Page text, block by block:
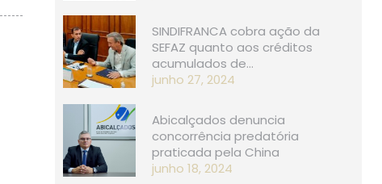
SINDIFRANCA cobra ação da
SEFAZ quanto aos créditos
acumulados de…
junho 27, 2024
Abicalçados denuncia
concorrência predatória
praticada pela China
junho 18, 2024